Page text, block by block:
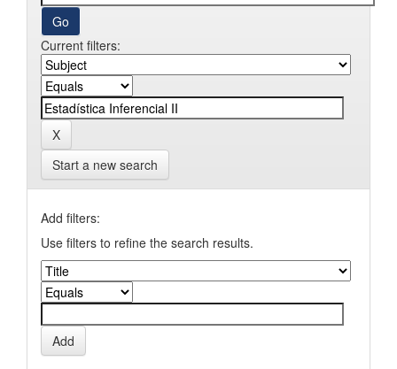
Current filters:
Start a new search
Add filters:
Use filters to refine the search results.